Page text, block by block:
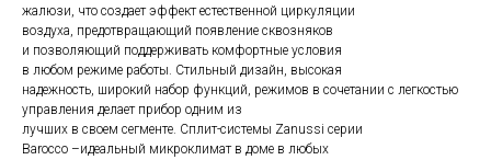
жалюзи, что создает эффект естественной циркуляции
воздуха, предотвращающий появление сквозняков
и позволяющий поддерживать комфортные условия
в любом режиме работы. Стильный дизайн, высокая
надежность, широкий набор функций, режимов в сочетании с легкостью
управления делает прибор одним из
лучших в своем сегменте. Сплит-системы Zanussi серии
Bаrocco –идеальный микроклимат в доме в любых